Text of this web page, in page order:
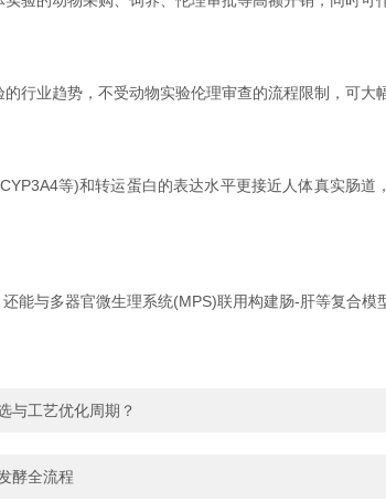
业趋势，不受动物实验伦理审查的流程限制，可大
等)和转运蛋白的表达水平更接近人体真实肠道
与多器官微生理系统(MPS)联用构建肠-肝等复合模
与工艺优化周期？
酵全流程